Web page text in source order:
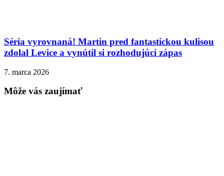
Séria vyrovnaná! Martin pred fantastickou kulisou
zdolal Levice a vynútil si rozhodujúci zápas
7. marca 2026
Môže vás zaujímať